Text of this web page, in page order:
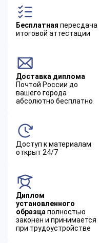
Бесплатная пересдача
итоговой аттестации
Доставка диплома
Почтой России до
вашего города
абсолютно бесплатно
Доступ к материалам
открыт 24/7
Диплом
установленного
образца полностью
законен и принимается
при трудоустройстве